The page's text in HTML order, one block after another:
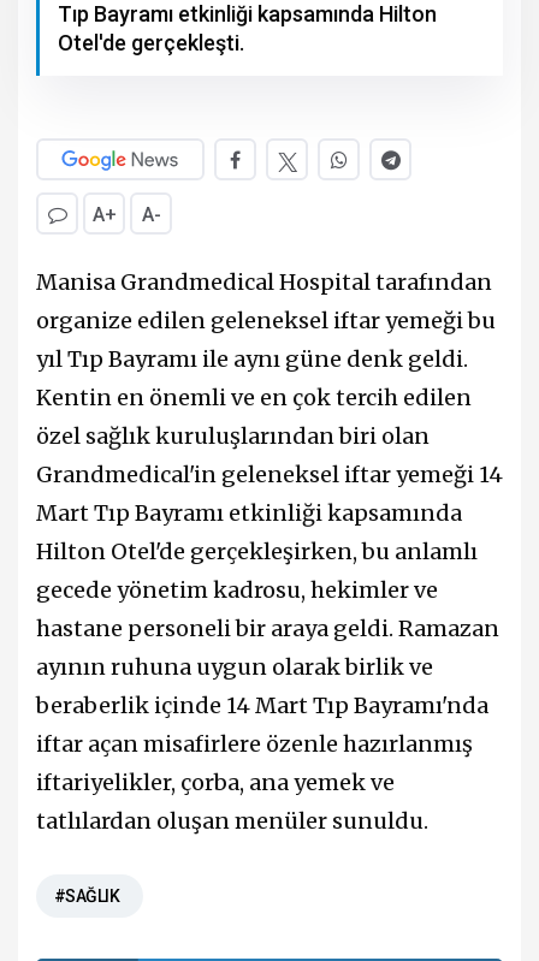
Tıp Bayramı etkinliği kapsamında Hilton
Otel'de gerçekleşti.
A+ A-
Manisa Grandmedical Hospital tarafından
organize edilen geleneksel iftar yemeği bu
yıl Tıp Bayramı ile aynı güne denk geldi.
Kentin en önemli ve en çok tercih edilen
özel sağlık kuruluşlarından biri olan
Grandmedical'in geleneksel iftar yemeği 14
Mart Tıp Bayramı etkinliği kapsamında
Hilton Otel'de gerçekleşirken, bu anlamlı
gecede yönetim kadrosu, hekimler ve
hastane personeli bir araya geldi. Ramazan
ayının ruhuna uygun olarak birlik ve
beraberlik içinde 14 Mart Tıp Bayramı'nda
iftar açan misafirlere özenle hazırlanmış
iftariyelikler, çorba, ana yemek ve
tatlılardan oluşan menüler sunuldu.
#SAĞLIK